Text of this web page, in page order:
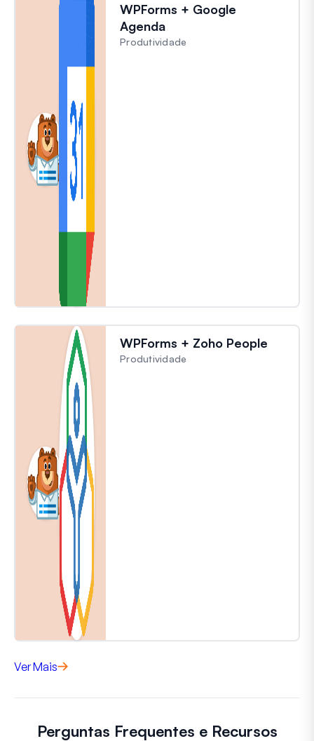
WPForms + Google
Agenda
Produtividade
WPForms + Zoho People
Produtividade
Ver Mais
Perguntas Frequentes e Recursos